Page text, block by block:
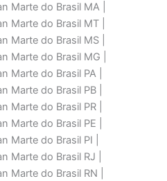
Marte do Brasil MA |
Marte do Brasil MT |
Marte do Brasil MS |
Marte do Brasil MG |
Marte do Brasil PA |
Marte do Brasil PB |
Marte do Brasil PR |
Marte do Brasil PE |
Marte do Brasil PI |
Marte do Brasil RJ |
Marte do Brasil RN |